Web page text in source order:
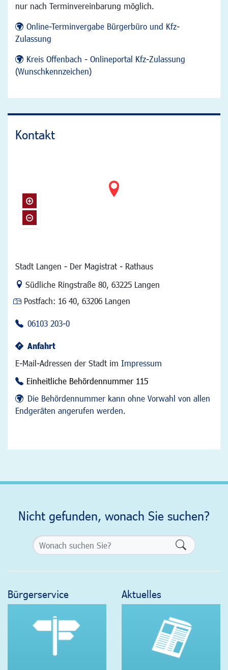
nur nach Terminvereinbarung möglich.
Online-Terminvergabe Bürgerbüro und Kfz-
Zulassung
Kreis Offenbach - Onlineportal Kfz-Zulassung
(Wunschkennzeichen)
Kontakt
Stadt Langen - Der Magistrat - Rathaus
Link zur Google-Maps Navigation
Südliche Ringstraße 80, 63225 Langen
Postfach: 16 40, 63206 Langen
06103 203-0
Anfahrt
E-Mail-Adressen der Stadt im Impressum
Einheitliche Behördennummer 115
Die Behördennummer kann ohne Vorwahl von allen
Endgeräten angerufen werden.
Nicht gefunden, wonach Sie suchen?
Bürgerservice Aktuelles